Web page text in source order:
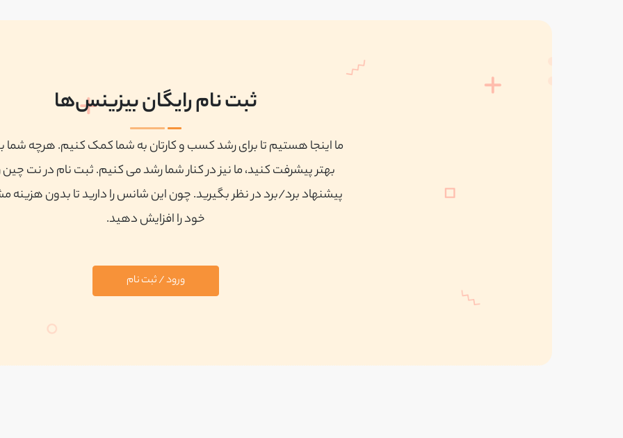
ثبت نام رایگان بیزینس‌ها
ما اینجا هستیم تا برای رشد کسب و کارتان به شما کمک کنیم. هرچه شما
بهتر پیشرفت کنید، ما نیز در کنار شما رشد می کنیم. ثبت نام در نت چین
پیشنهاد برد/برد در نظر بگیرید. چون این شانس را دارید تا بدون هزینه
خود را افزایش دهید.
ورود / ثبت نام